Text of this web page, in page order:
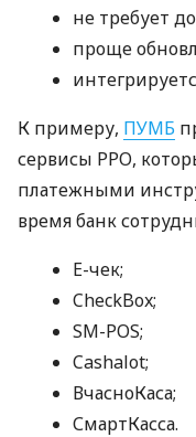
не требует
проще
К примеру, ПУМБ
сервисы РРО,
платежными
время банк
E-чек;
CheckBox;
SM-POS;
Cashalot;
ВчасноКаса;
СмартКасса.